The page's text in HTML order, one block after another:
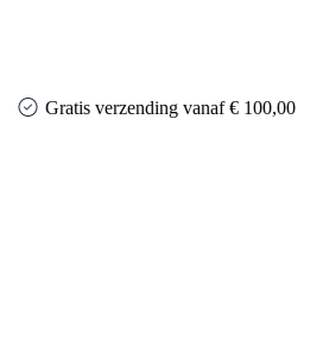
Gratis verzending vanaf € 100,00